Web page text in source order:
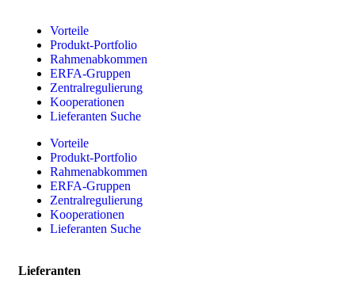
Vorteile
Produkt-Portfolio
Rahmenabkommen
ERFA-Gruppen
Zentralregulierung
Kooperationen
Lieferanten Suche
Vorteile
Produkt-Portfolio
Rahmenabkommen
ERFA-Gruppen
Zentralregulierung
Kooperationen
Lieferanten Suche
Lieferanten